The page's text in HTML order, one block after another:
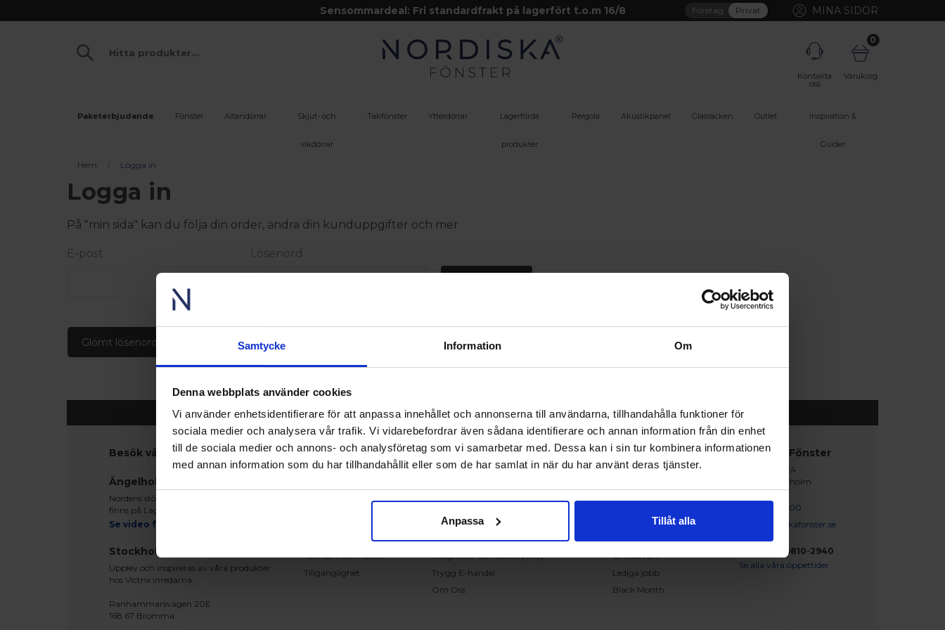
Samtycke Information Om
Denna webbplats använder cookies
Vi använder enhetsidentifierare för att anpassa innehållet och annonserna till användarna, tillhandahålla funktioner för
sociala medier och analysera vår trafik. Vi vidarebefordrar även sådana identifierare och annan information från din enhet
till de sociala medier och annons- och analysföretag som vi samarbetar med. Dessa kan i sin tur kombinera informationen
med annan information som du har tillhandahållit eller som de har samlat in när du har använt deras tjänster.
Anpassa Tillåt alla
Sensommardeal: Fri standardfrakt på lagerfört t.o.m 16/8 Företag Privat MINA SIDOR
Kontakta
oss
0
Varukorg
Paketerbjudande Fönster Altandörrar Skjut- och
vikdörrar
Takfönster Ytterdörrar Lagerförda
produkter
Pergola Akustikpanel Glasräcken Outlet Inspiration &
Guider
Hem Logga in
Logga in
På "min sida" kan du följa din order, ändra din kunduppgifter och mer
E-post Lösenord
Glömt lösenord Skapa konto
RING OSS PÅ 0431 - 37 14 00
Besök våra utställningar
Ängelholm
Nordens största fönsterutställning
finns på Lagegatan 24 i Ängelholm
Se video från vårt showroom
Stockholm
Upplev och inspireras av våra produkter
hos Victrix inredarna.
Ranhammarsvägen 20E
168 67 Bromma
Kundservice
Kontakta oss
Beställning och offert
Monteringsanvisningar
Teknisk information
Tillgänglighet
Handla på Nordiska Fönster
Köpvillkor
Om ditt köp
Betalnings & leveransvillkor
Ångerrätt & återbetalning
Garantier
Integritets- och cookiepolicy
Trygg E-handel
Om Oss
Snabblänkar
Monterat och klart
Inspiration
Vanliga frågor och svar
Återförsäljare
Omdömen
Lediga jobb
Black Month
Nordiska Fönster
Lagegatan 24
262 71 Ängelholm
0431 - 37 14 00
info@nordiskafonster.se
Org Nr: 556810-2940
Se alla våra öppettider